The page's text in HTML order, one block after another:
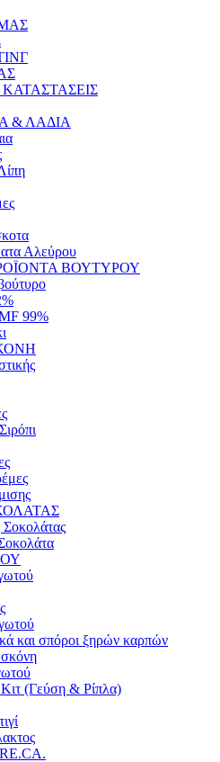
& ΛΑΔΙΑ
Αλεύρου
ΒΟΥΤΥΡΟΥ
99%
και σπόροι ξηρών καρπών
(Γεύση & Ρίπλα)